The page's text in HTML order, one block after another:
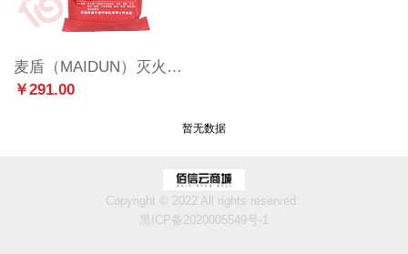
麦盾（MAIDUN）灭火毯 TDF-1102
￥291.00
暂无数据
Copyright © 2022 All rights reserved.
黑ICP备2020005549号-1